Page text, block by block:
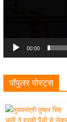
00:00
पॉपुलर पोस्ट्स